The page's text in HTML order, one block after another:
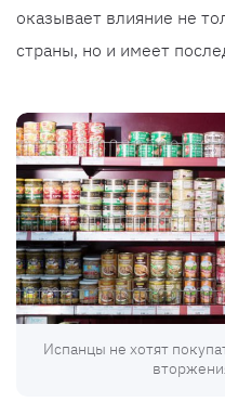
оказывает влияние не
страны, но и имеет
Испанцы не хотят